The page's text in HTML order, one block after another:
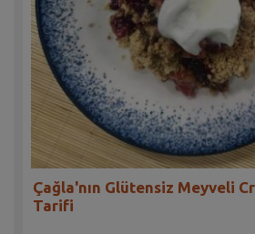
Çağla'nın Glütensiz Meyveli
Tarifi